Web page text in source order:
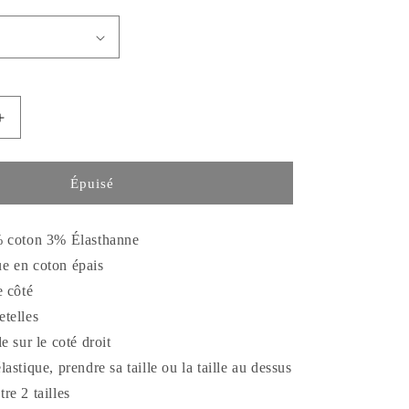
Augmenter
Épuisé
coton 3% Élasthanne
en coton épais
côté
sur le coté droit
prendre sa taille ou la taille au dessus
2 tailles